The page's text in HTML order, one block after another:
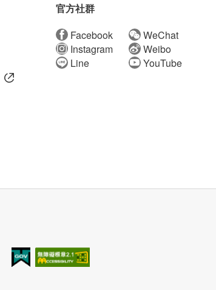
官方社群
Facebook
WeChat
Instagram
Weibo
Line
YouTube